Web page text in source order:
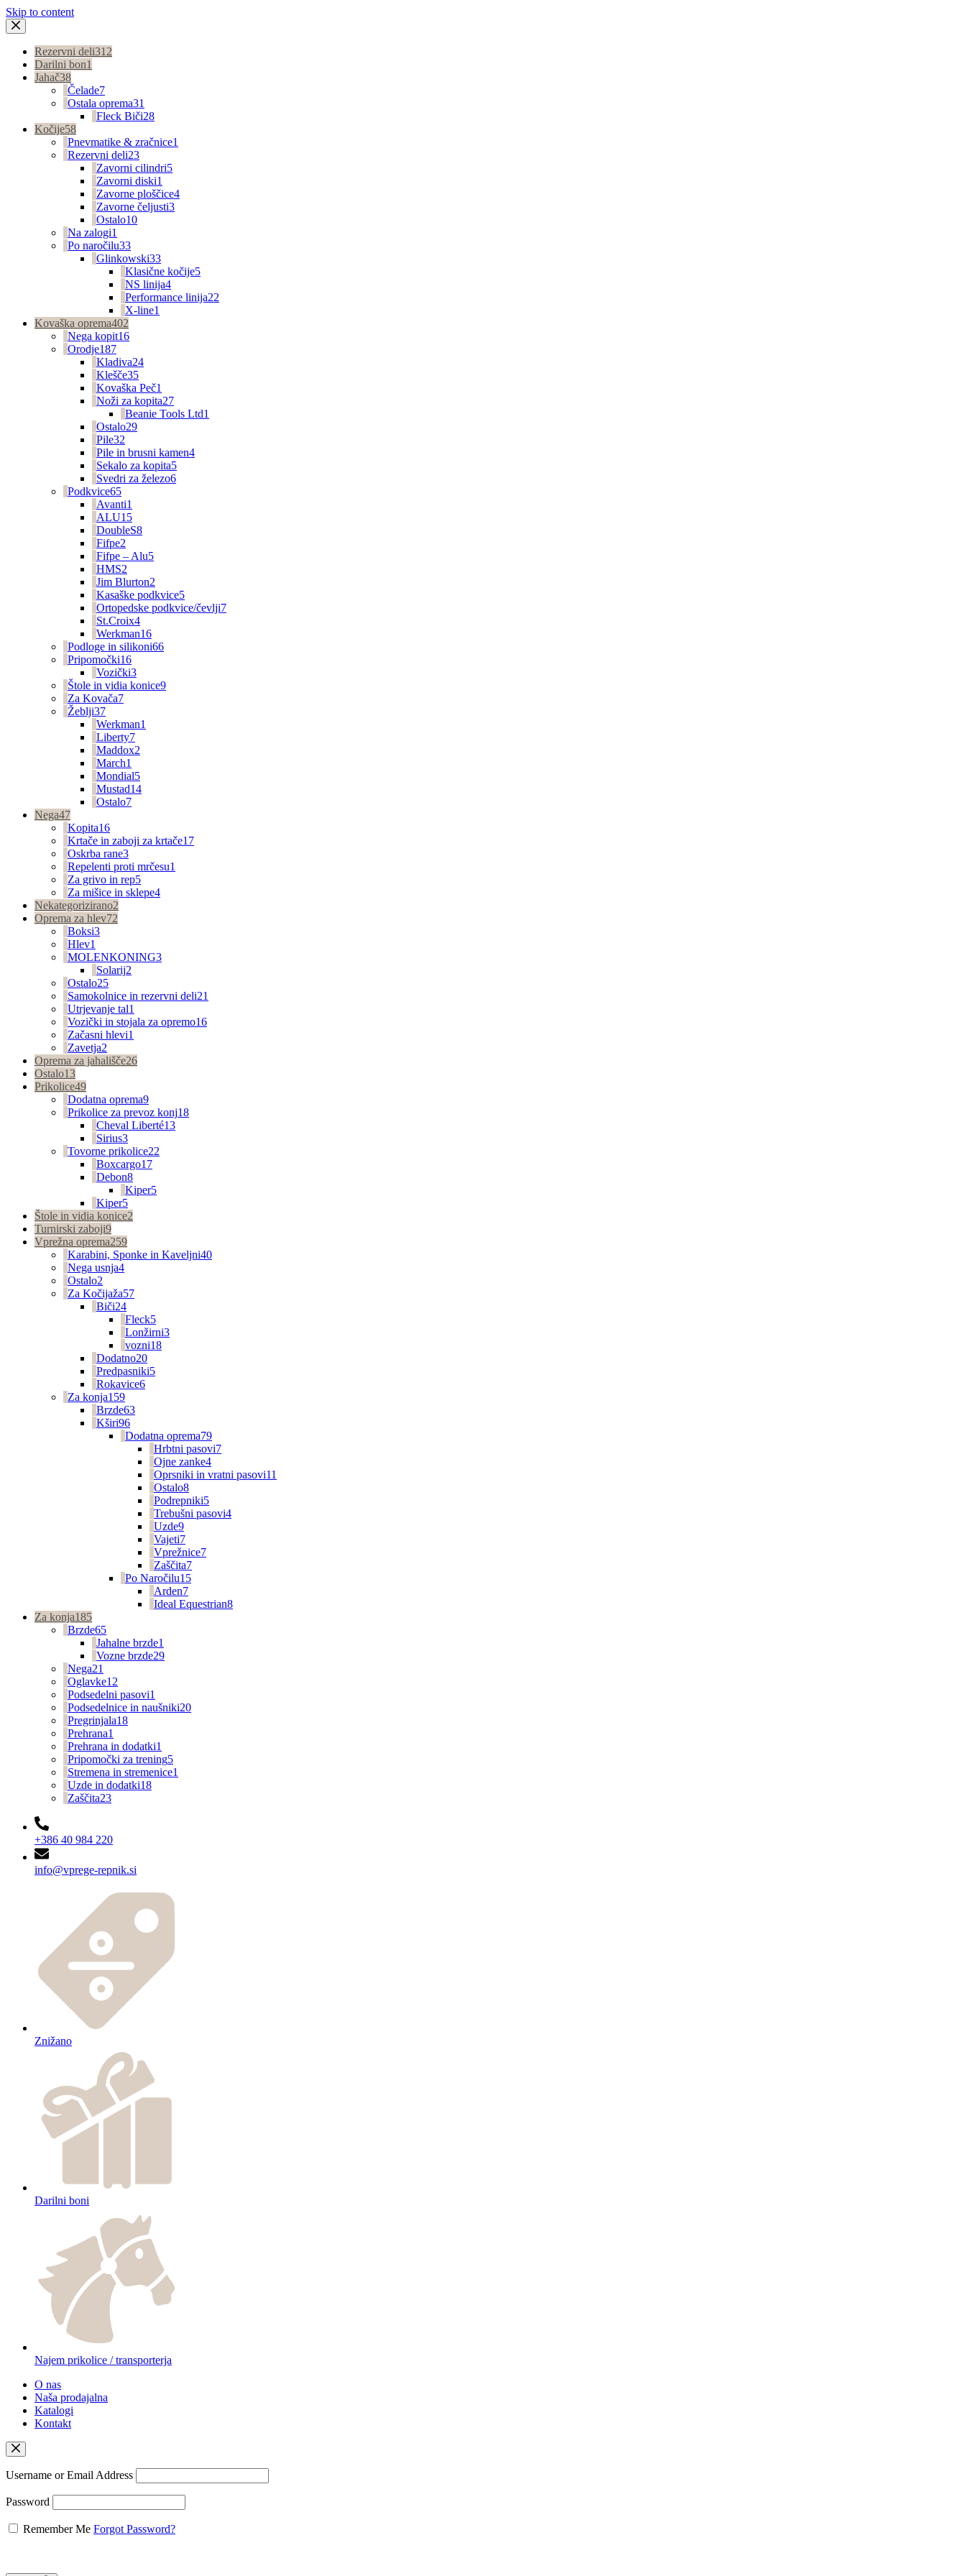
Skip to content
Rezervni deli312
Darilni bon1
Jahač38
Čelade7
Ostala oprema31
Fleck Biči28
Kočije58
Pnevmatike & zračnice1
Rezervni deli23
Zavorni cilindri5
Zavorni diski1
Zavorne ploščice4
Zavorne čeljusti3
Ostalo10
Na zalogi1
Po naročilu33
Glinkowski33
Klasične kočije5
NS linija4
Performance linija22
X-line1
Kovaška oprema402
Nega kopit16
Orodje187
Kladiva24
Klešče35
Kovaška Peč1
Noži za kopita27
Beanie Tools Ltd1
Ostalo29
Pile32
Pile in brusni kamen4
Sekalo za kopita5
Svedri za železo6
Podkvice65
Avanti1
ALU15
DoubleS8
Fifpe2
Fifpe – Alu5
HMS2
Jim Blurton2
Kasaške podkvice5
Ortopedske podkvice/čevlji7
St.Croix4
Werkman16
Podloge in silikoni66
Pripomočki16
Vozički3
Štole in vidia konice9
Za Kovača7
Žeblji37
Werkman1
Liberty7
Maddox2
March1
Mondial5
Mustad14
Ostalo7
Nega47
Kopita16
Krtače in zaboji za krtače17
Oskrba rane3
Repelenti proti mrčesu1
Za grivo in rep5
Za mišice in sklepe4
Nekategorizirano2
Oprema za hlev72
Boksi3
Hlev1
MOLENKONING3
Solarij2
Ostalo25
Samokolnice in rezervni deli21
Utrjevanje tal1
Vozički in stojala za opremo16
Začasni hlevi1
Zavetja2
Oprema za jahališče26
Ostalo13
Prikolice49
Dodatna oprema9
Prikolice za prevoz konj18
Cheval Liberté13
Sirius3
Tovorne prikolice22
Boxcargo17
Debon8
Kiper5
Kiper5
Štole in vidia konice2
Turnirski zaboji9
Vprežna oprema259
Karabini, Sponke in Kaveljni40
Nega usnja4
Ostalo2
Za Kočijaža57
Biči24
Fleck5
Lonžirni3
vozni18
Dodatno20
Predpasniki5
Rokavice6
Za konja159
Brzde63
Kširi96
Dodatna oprema79
Hrbtni pasovi7
Ojne zanke4
Oprsniki in vratni pasovi11
Ostalo8
Podrepniki5
Trebušni pasovi4
Uzde9
Vajeti7
Vprežnice7
Zaščita7
Po Naročilu15
Arden7
Ideal Equestrian8
Za konja185
Brzde65
Jahalne brzde1
Vozne brzde29
Nega21
Oglavke12
Podsedelni pasovi1
Podsedelnice in naušniki20
Pregrinjala18
Prehrana1
Prehrana in dodatki1
Pripomočki za trening5
Stremena in stremenice1
Uzde in dodatki18
Zaščita23
+386 40 984 220
info@vprege-repnik.si
Znižano
Darilni boni
Najem prikolice / transporterja
O nas
Naša prodajalna
Katalogi
Kontakt
Username or Email Address
Password
Remember Me Forgot Password?